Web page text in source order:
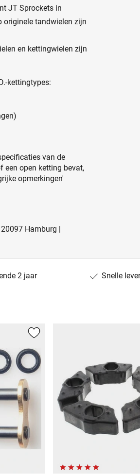
JT Sprockets in
originele tandwielen zijn
en kettingwielen zijn
kettingtypes:
van de
een open ketting bevat,
opmerkingen'
Hamburg |
2 jaar Snelle